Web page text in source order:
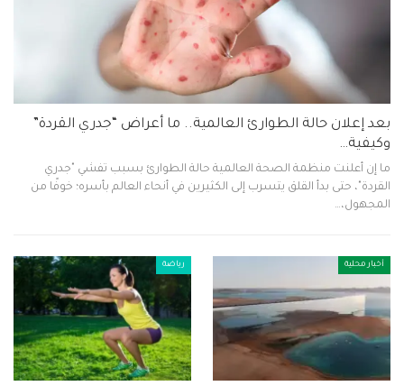
بعد إعلان حالة الطوارئ العالمية.. ما أعراض “جدري القردة”
وكيفية…
ما إن أعلنت منظمة الصحة العالمية حالة الطوارئ بسبب تفشي "جدري
القردة"، حتى بدأ القلق يتسرب إلى الكثيرين في أنحاء العالم بأسره؛ خوفًا من
المجهول،…
أخبار محلية رياضة